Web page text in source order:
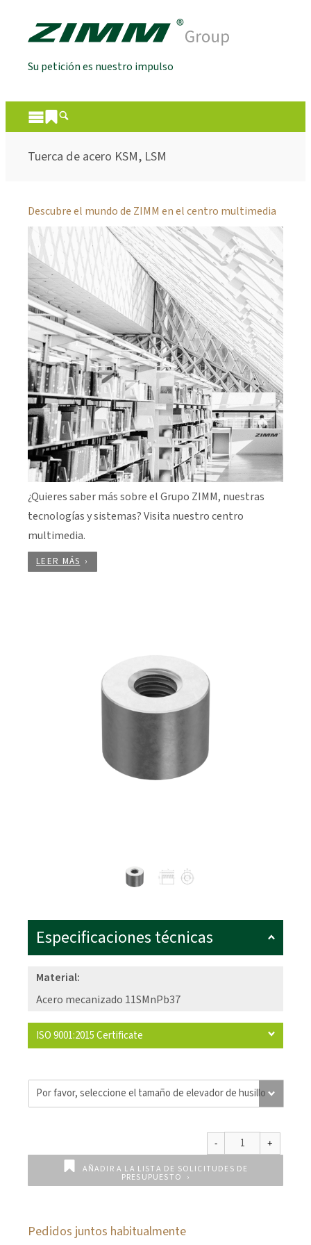
Su petición es nuestro impulso
Tuerca de acero KSM, LSM
Descubre el mundo de ZIMM en el centro multimedia
¿Quieres saber más sobre el Grupo ZIMM, nuestras
tecnologías y sistemas? Visita nuestro centro
multimedia.
LEER MÁS
Especificaciones técnicas
Material:
Acero mecanizado 11SMnPb37
ISO 9001:2015 Certificate
AÑADIR A LA LISTA DE SOLICITUDES DE
PRESUPUESTO
Pedidos juntos habitualmente